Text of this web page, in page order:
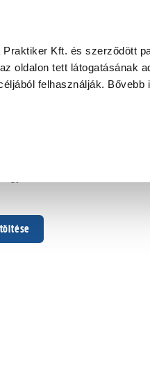
Kft. és szerződött
oldalon tett látogatásának
felhasználják. Bővebb